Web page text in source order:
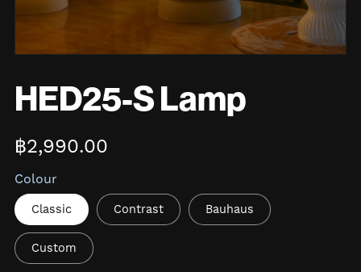
HED25-S Lamp
฿2,990.00
Colour
Classic Contrast Bauhaus
Custom